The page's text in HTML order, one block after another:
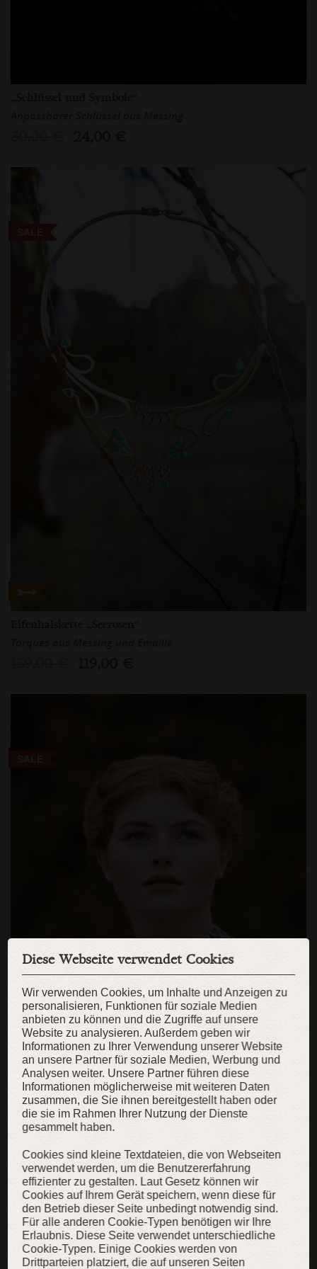
Halskette „Deutsche Rose”
Kropfband aus Messing mit Anhänger
99,00 € 79,00 €
Diese Webseite verwendet Cookies
Wir verwenden Cookies, um Inhalte und Anzeigen zu
personalisieren, Funktionen für soziale Medien
anbieten zu können und die Zugriffe auf unsere
Website zu analysieren. Außerdem geben wir
Informationen zu Ihrer Verwendung unserer Website
an unsere Partner für soziale Medien, Werbung und
Analysen weiter. Unsere Partner führen diese
Informationen möglicherweise mit weiteren Daten
zusammen, die Sie ihnen bereitgestellt haben oder
die sie im Rahmen Ihrer Nutzung der Dienste
gesammelt haben.
Cookies sind kleine Textdateien, die von Webseiten
verwendet werden, um die Benutzererfahrung
effizienter zu gestalten. Laut Gesetz können wir
Cookies auf Ihrem Gerät speichern, wenn diese für
den Betrieb dieser Seite unbedingt notwendig sind.
Für alle anderen Cookie-Typen benötigen wir Ihre
Erlaubnis. Diese Seite verwendet unterschiedliche
Cookie-Typen. Einige Cookies werden von
Drittparteien platziert, die auf unseren Seiten